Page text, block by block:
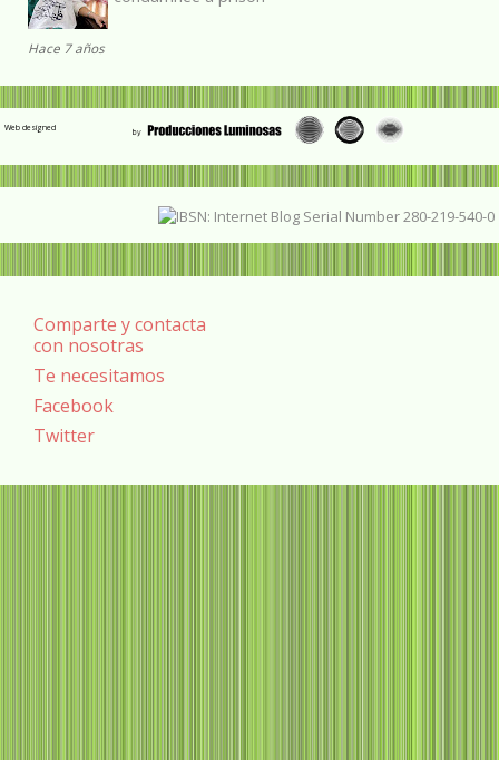
Hace 7 años
Web designed
Comparte y contacta
con nosotras
Te necesitamos
Facebook
Twitter